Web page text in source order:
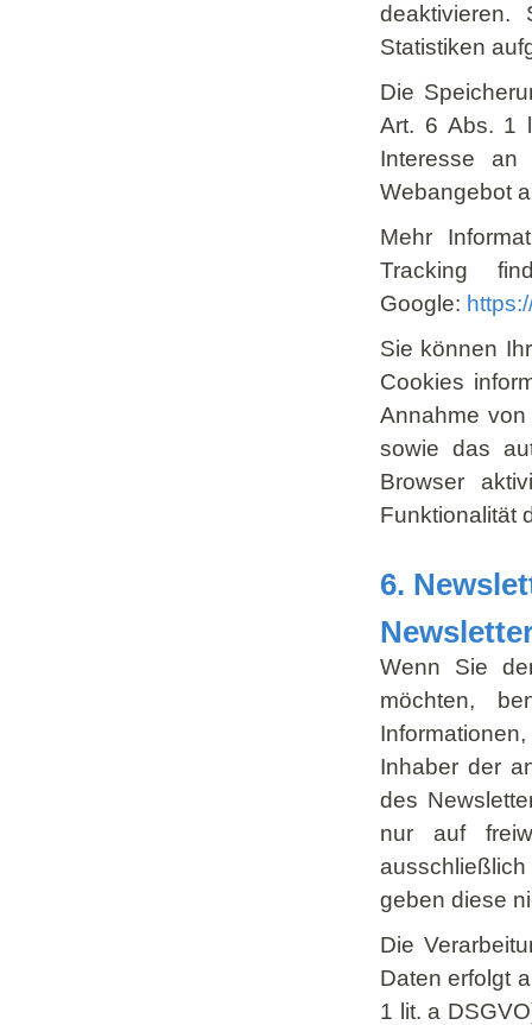
deaktivieren.
Statistiken
Die
Art. 6 Abs. 1
Interesse an
Webangebot
Mehr
Tracking
Google:
Sie können
Cookies
Annahme
sowie das
Browser
Funktionalität
6.
Wenn Sie
möchten,
Inhaber der
des
nur auf
geben diese
Die
Daten erfolgt
1 lit. a